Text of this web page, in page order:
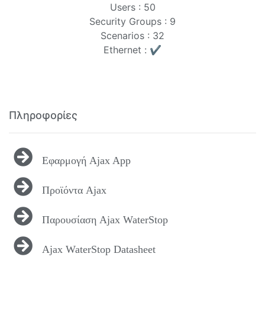
Users : 50
Security Groups : 9
Scenarios : 32
Ethernet : ✔️
Πληροφορίες
Εφαρμογή Ajax App
Προϊόντα Ajax
Παρουσίαση Ajax WaterStop
Ajax WaterStop Datasheet